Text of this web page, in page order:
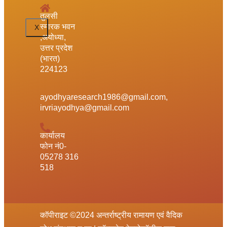
X
तुलसी
स्मारक भवन
,अयोध्या,
उत्तर प्रदेश
(भारत)
224123
ayodhyaresearch1986@gmail.com,
irvriayodhya@gmail.com
कार्यालय
फोन नं0-
05278 316
518
कॉपीराइट ©2024 अन्तर्राष्ट्रीय रामायण एवं वैदिक